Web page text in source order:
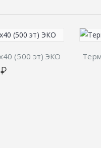
(500 эт) ЭКО